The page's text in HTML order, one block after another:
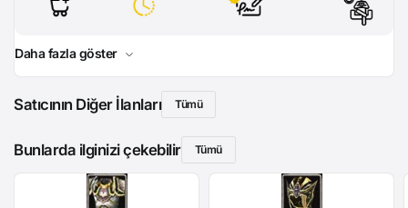
Daha fazla göster
Satıcının Diğer İlanları Tümü
Bunlarda ilginizi çekebilir Tümü